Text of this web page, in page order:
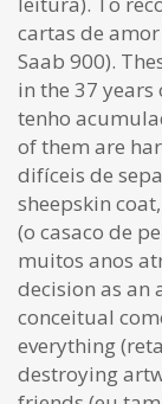
cartas de
Saab 900).
in the 37 years
tenho
of them are
difíceis de
sheepskin
(o casaco de
muitos anos
decision as an
conceitual
everything
destroying